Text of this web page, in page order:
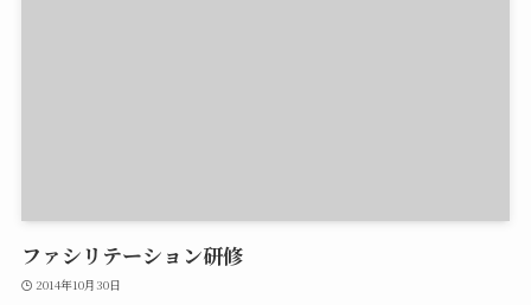
ファシリテーション研修
2014年10月30日